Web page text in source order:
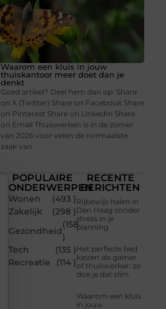
Waarom een kluis in jouw
thuiskantoor meer doet dan je
denkt
Goed artikel? Deel hem dan op: Share
on X (Twitter) Share on Facebook Share
on Pinterest Share on LinkedIn Share
on Email Thuiswerken is in de zomer
van 2026 voor velen de normaalste
zaak van
POPULAIRE
ONDERWERPEN
Wonen
(493 )
Zakelijk
(298 )
Gezondheid
(158
)
Tech
(135 )
Recreatie
(114 )
RECENTE
BERICHTEN
Rijbewijs halen in
Den Haag zonder
stress in je
planning
Het perfecte bed
kiezen als gamer
of thuiswerker: zo
doe je dat slim
Waarom een kluis
in jouw